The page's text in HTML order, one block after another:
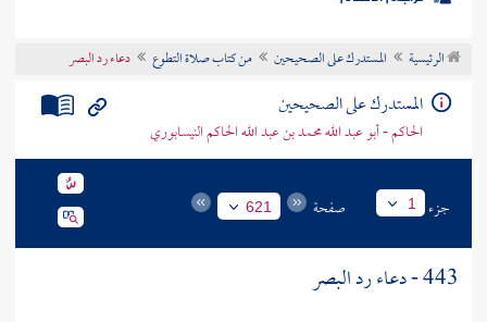
موضوعي
تراجم الأعلام
الرئيسية المستدرك على الصحيحين من كتاب صلاة التطوع دعاء رد البصر
المستدرك على الصحيحين
الحاكم - أبو عبد الله محمد بن عبد الله الحاكم النيسابوري
جزء 1 صفحة 621
443 - دعاء رد البصر